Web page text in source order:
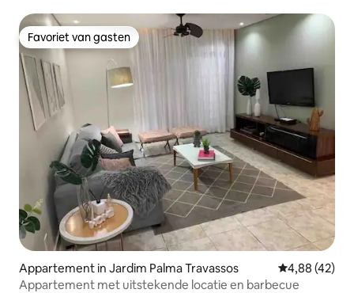
Favoriet van gasten
Favoriet van gasten
Appartement in Jardim Palma Travassos Gemiddelde
4,88 (42)
Appartement met uitstekende locatie en barbecue